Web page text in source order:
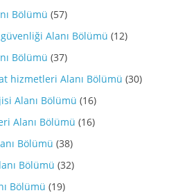
Bölümü (57)
Alanı Bölümü (12)
Bölümü (37)
hizmetleri Alanı Bölümü (30)
Alanı Bölümü (16)
Alanı Bölümü (16)
Bölümü (38)
Bölümü (32)
Bölümü (19)